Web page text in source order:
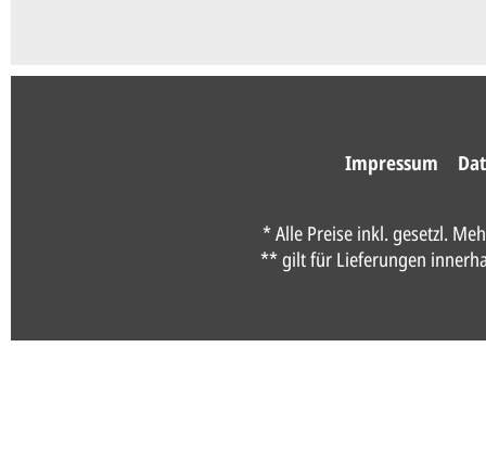
Impressum
* Alle Preise inkl. gesetzl.
** gilt für Lieferungen